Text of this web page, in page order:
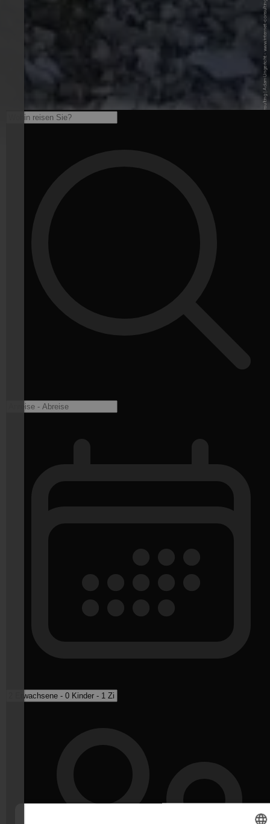
© Internet Consulting | Adam Ungericht - www.internet-consulting.it